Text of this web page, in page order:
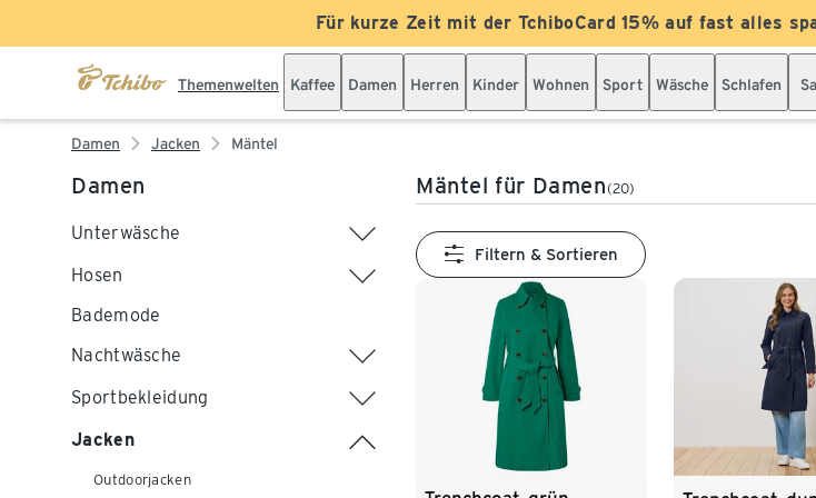
Für kurze Zeit mit der TchiboCard 15% auf fast alles
Themenwelten Kaffee Damen Herren Kinder Wohnen Sport Wäsche Schlafen
Damen Jacken Mäntel
Damen
Unterwäsche
Hosen
Bademode
Nachtwäsche
Sportbekleidung
Jacken
Outdoorjacken
Mäntel für Damen(20)
Filtern & Sortieren